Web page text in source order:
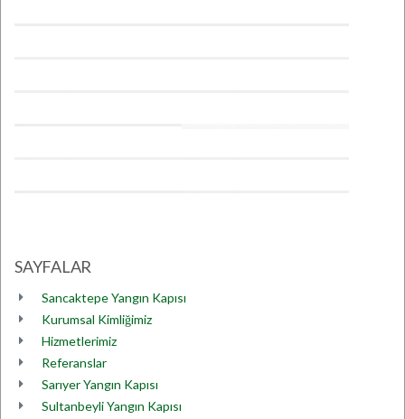
SAYFALAR
Sancaktepe Yangın Kapısı
Kurumsal Kimliğimiz
Hizmetlerimiz
Referanslar
Sarıyer Yangın Kapısı
Sultanbeyli Yangın Kapısı